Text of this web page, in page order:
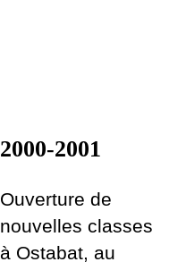
2000-2001
Ouverture de
nouvelles classes
à Ostabat, au